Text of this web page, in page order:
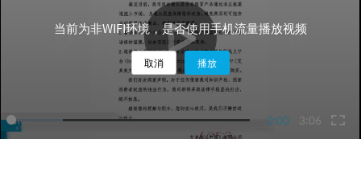
0:00 3:06
当前为非WIFI环境，是否使用手机流量播放视频
取消 播放